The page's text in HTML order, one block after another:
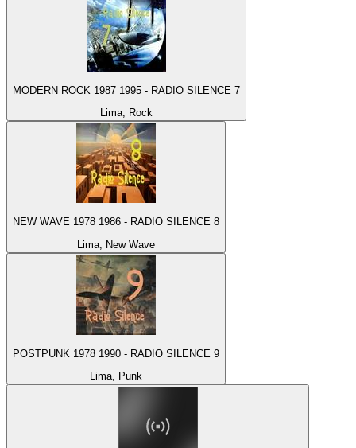
MODERN ROCK 1987 1995 - RADIO SILENCE 7
Lima, Rock
NEW WAVE 1978 1986 - RADIO SILENCE 8
Lima, New Wave
POSTPUNK 1978 1990 - RADIO SILENCE 9
Lima, Punk